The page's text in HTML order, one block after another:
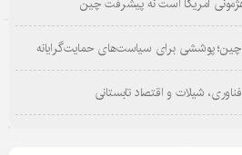
پوششی برای سیاست‌های حمایت‌گرایانه
شیلات و اقتصاد تابستانی